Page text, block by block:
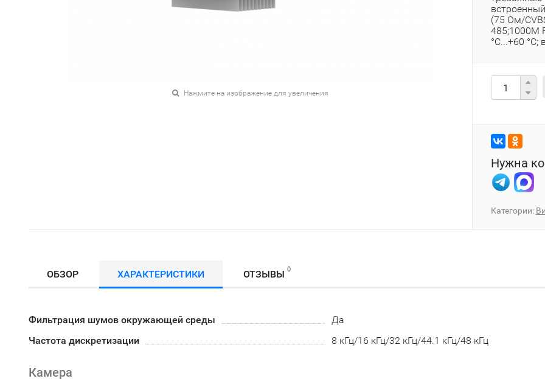
Нажмите на изображение для увеличения
(75 Ом/
485;1000M
°C...+60 °C;
Нужна
Категории:
ОБЗОР ХАРАКТЕРИСТИКИ ОТЗЫВЫ 0
Фильтрация шумов окружающей среды
Да
Частота дискретизации
8 кГц/16 кГц/32 кГц/44.1 кГц/48 кГц
Камера